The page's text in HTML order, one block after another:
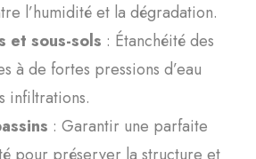
l’humidité et la dégradation.
et sous-sols : Étanchéité des
à de fortes pressions d’eau
infiltrations.
: Garantir une parfaite